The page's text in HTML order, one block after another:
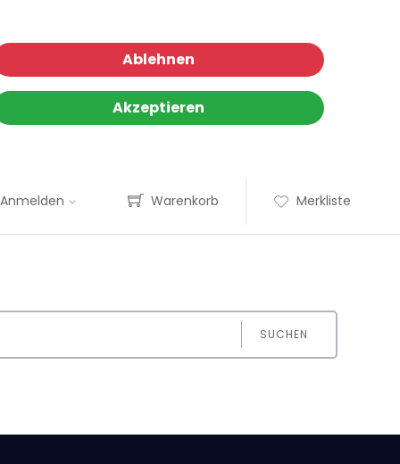
Ablehnen
Akzeptieren
Anmelden Warenkorb Merkliste
SUCHEN